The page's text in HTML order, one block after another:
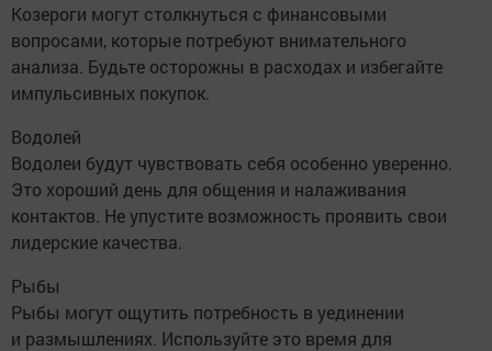
Козероги могут столкнуться с финансовыми
вопросами, которые потребуют внимательного
анализа. Будьте осторожны в расходах и избегайте
импульсивных покупок.
Водолей
Водолеи будут чувствовать себя особенно уверенно.
Это хороший день для общения и налаживания
контактов. Не упустите возможность проявить свои
лидерские качества.
Рыбы
Рыбы могут ощутить потребность в уединении
и размышлениях. Используйте это время для